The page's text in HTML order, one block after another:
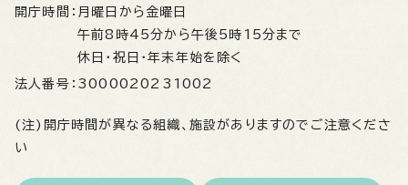
開庁時間： 月曜日から金曜日
午前8時45分から午後5時15分まで
休日・祝日・年末年始を除く
法人番号： 3000020231002
(注)開庁時間が異なる組織、施設がありますのでご注意くださ
い